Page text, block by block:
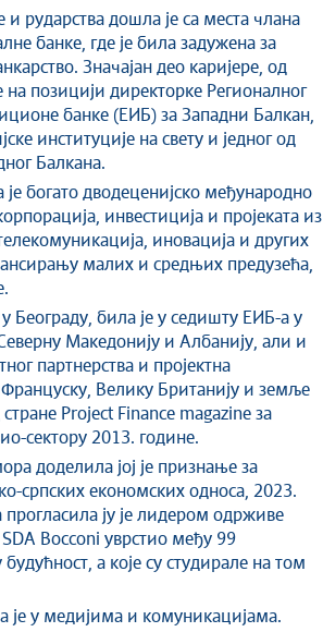
рударства дошла је са места члана
банке, где је била задужена за
Значајан део каријере, од
позицији директорке Регионалног
банке (ЕИБ) за Западни Балкан,
институције на свету и једног од
Балкана.
богато дводеценијско међународно
инвестиција и пројеката из
иновација и других
малих и средњих предузећа,
Београду, била је у седишту ЕИБ-а у
Македонију и Албанију, али и
партнерства и пројектна
Велику Британију и земље
Project Finance magazine за
сектору 2013. године.
доделила јој је признање за
српских економских односа, 2023.
прогласила ју је лидером одрживе
SDA Bocconi уврстио међу 99
а које су студирале на том
је у медијима и комуникацијама.